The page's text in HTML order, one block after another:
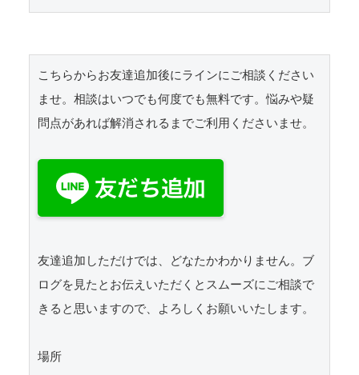
こちらからお友達追加後にラインにご相談ください
ませ。相談はいつでも何度でも無料です。悩みや疑
問点があれば解消されるまでご利用くださいませ。
友達追加しただけでは、どなたかわかりません。ブ
ログを見たとお伝えいただくとスムーズにご相談で
きると思いますので、よろしくお願いいたします。
場所